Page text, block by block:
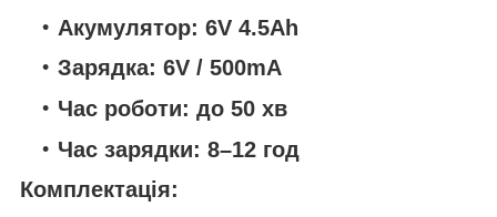
Акумулятор: 6V 4.5Ah
Зарядка: 6V / 500mA
Час роботи: до 50 хв
Час зарядки: 8–12 год
Комплектація: